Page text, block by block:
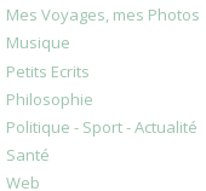
Mes Voyages, mes Photos
Musique
Petits Ecrits
Philosophie
Politique - Sport - Actualité
Santé
Web